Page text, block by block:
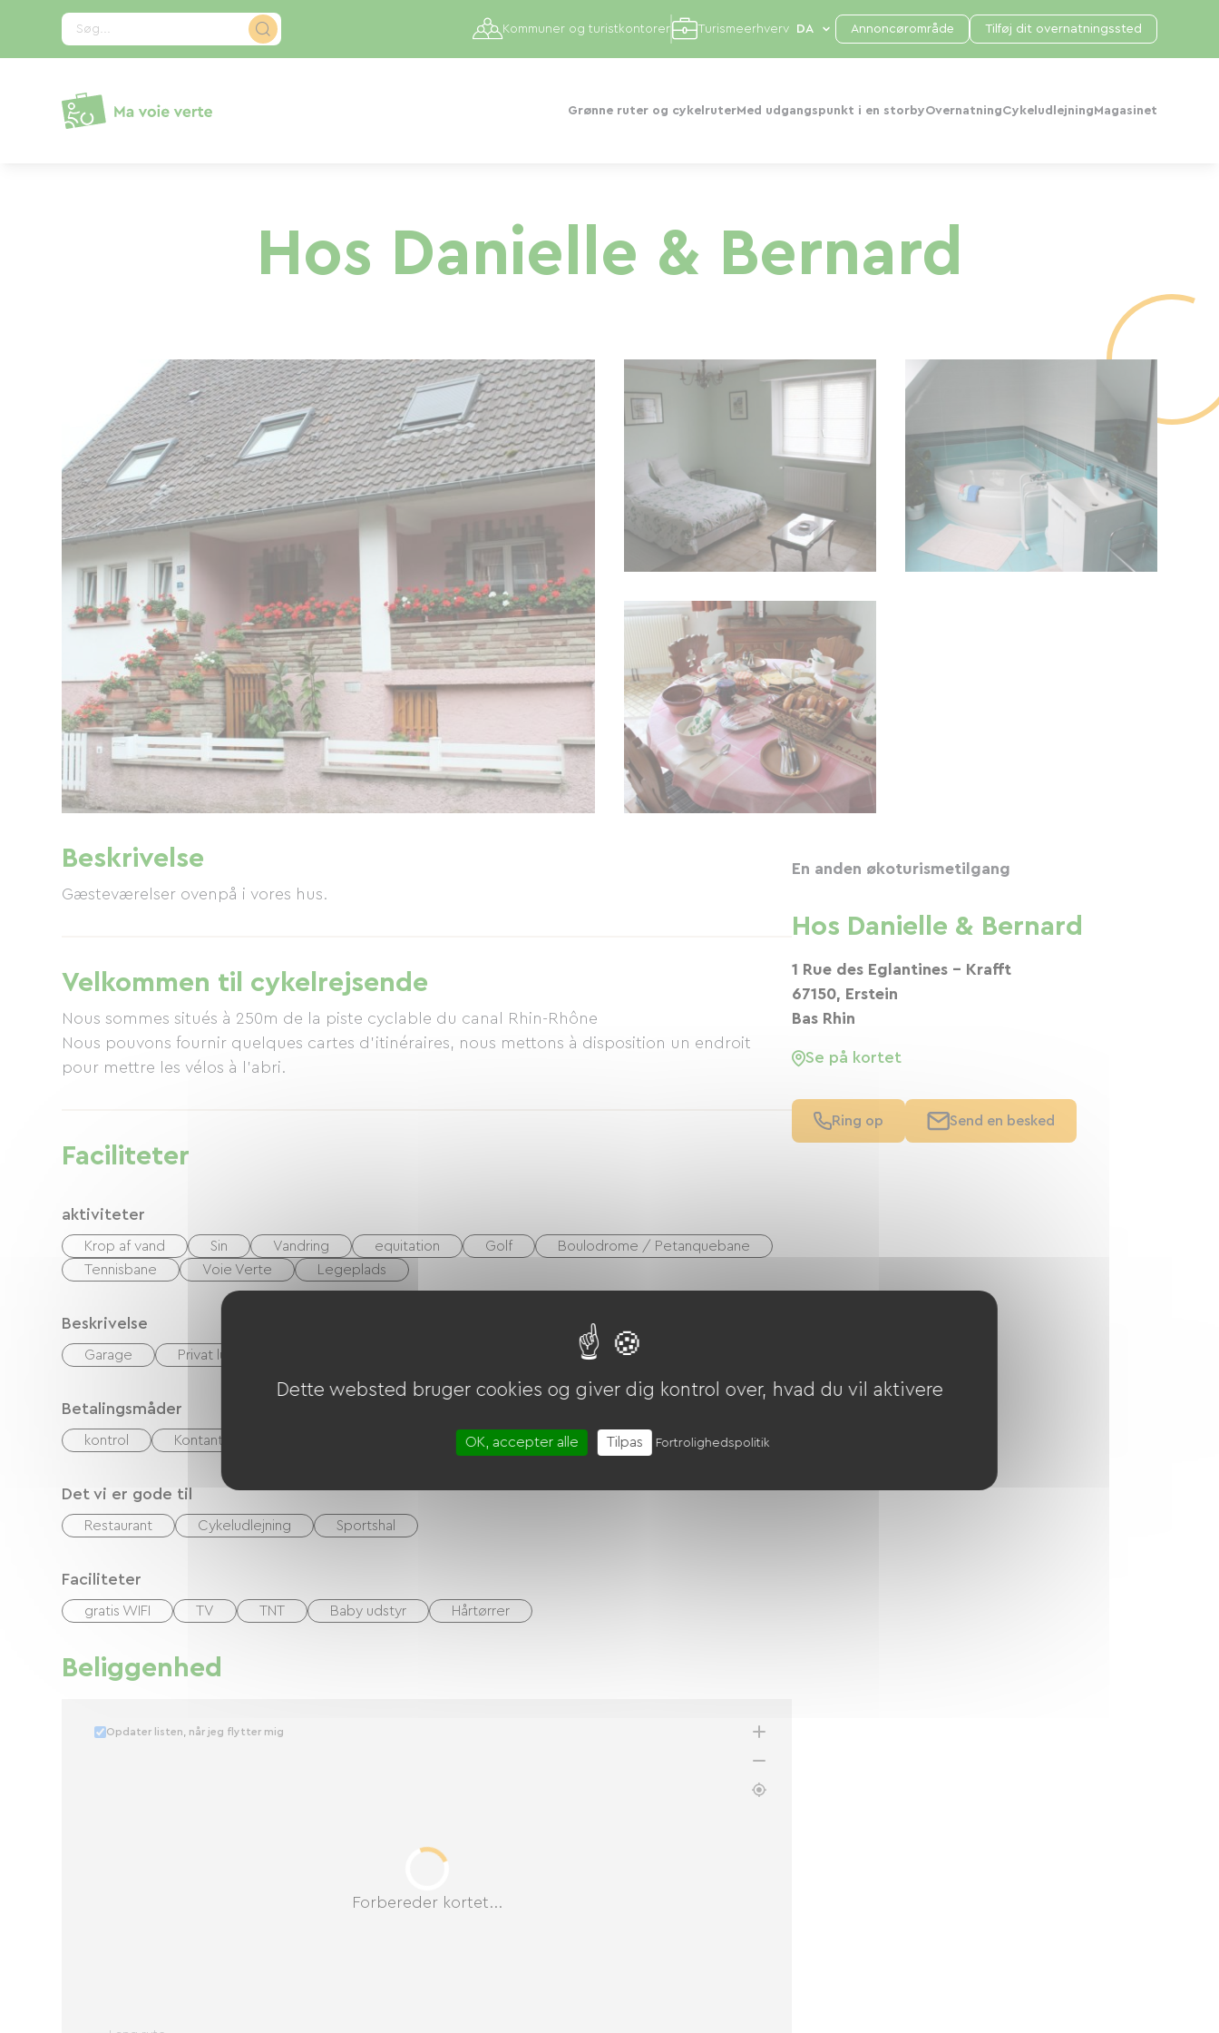
Søg...
Grønne ruter og cykelruterMed udgangspunkt i en storbyOvernatningCykeludlejning Magasinet
Kommuner og turistkontorer Turismeerhverv Annoncørområde Tilføj dit overnatningssted
Hos Danielle & Bernard
Beskrivelse
Gæsteværelser ovenpå i vores hus.
Velkommen til cykelrejsende
Nous sommes situés à 250m de la piste cyclable du canal Rhin-Rhône
Nous pouvons fournir quelques cartes d'itinéraires, nous mettons à disposition un endroit
Faciliteter
aktiviteter
Krop af vand Sin Vandring equitation Golf
Boulodrome / Petanquebane
Tennisbane
Voie Verte Legeplads
Beskrivelse
Garage Privat lukket grund
Betalingsmåder
kontrol Kontanter
Det vi er gode til
Restaurant Cykeludlejning Sportshal
Faciliteter
gratis WIFI TV TNT Baby udstyr Hårtørrer
Beliggenhed
Forbereder kortet...
Opdater listen, når jeg flytter mig
En anden økoturismetilgang
Hos Danielle & Bernard
1 Rue des Eglantines - Krafft
67150, Erstein
Bas Rhin
Se på kortet
Ring op Send en besked
CCookie-styringspanel
Dette websted bruger cookies og giver dig kontrol over, hvad du vil aktivere
OK, accepter alle Tilpas Fortrolighedspolitik